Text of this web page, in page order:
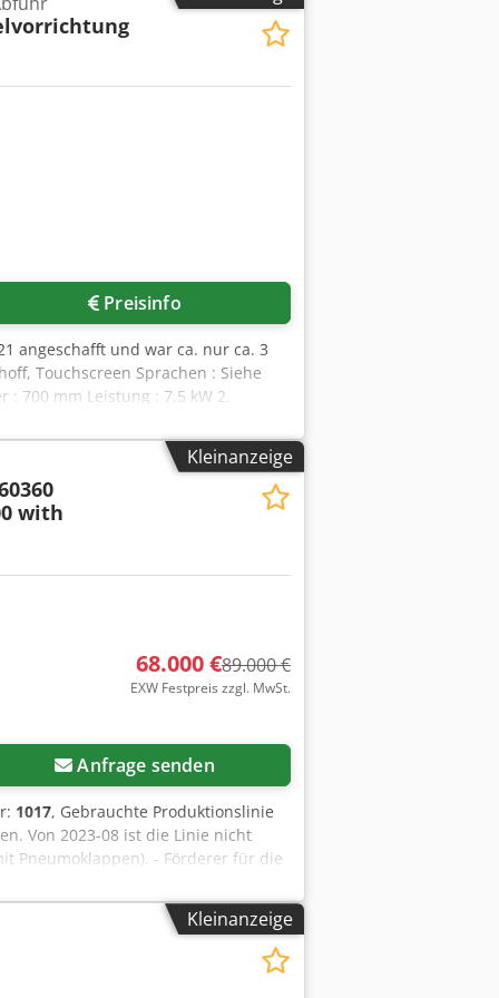
Preisinfo
angeschafft und war ca. nur ca. 3
Touchscreen Sprachen : Siehe
700 mm Leistung : 7,5 kW 2.
mit Stapel-Einrichtung, links
Antea Gesamtabmessungen der
Kleinanzeige
with
68.000 €89.000 €
EXW Festpreis zzgl. MwSt.
Anfrage senden
1017, Gebrauchte Produktionslinie
Von 2023-08 ist die Linie nicht
Pneumoklappen). - Förderer für die
zum Mischer. - Mischer FK
vom Mischer zur Rüttelpresse
TELEMECANIQUE-Steuerung
Jahr der Renovierung -
250 mm - Produktionsregal. - Vom
Kleinanzeige